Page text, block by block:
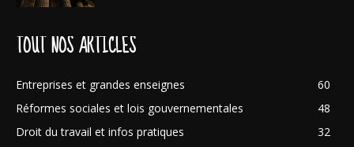
TOUT NOS ARTICLES
Entreprises et grandes enseignes
60
Réformes sociales et lois gouvernementales
48
Droit du travail et infos pratiques
32